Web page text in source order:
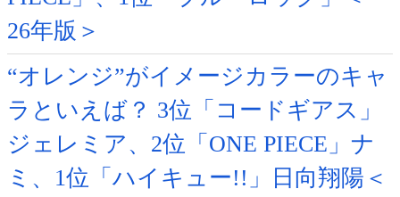
26年版＞
“オレンジ”がイメージカラーのキャ
ラといえば？ 3位「コードギアス」
ジェレミア、2位「ONE PIECE」ナ
ミ、1位「ハイキュー!!」日向翔陽＜